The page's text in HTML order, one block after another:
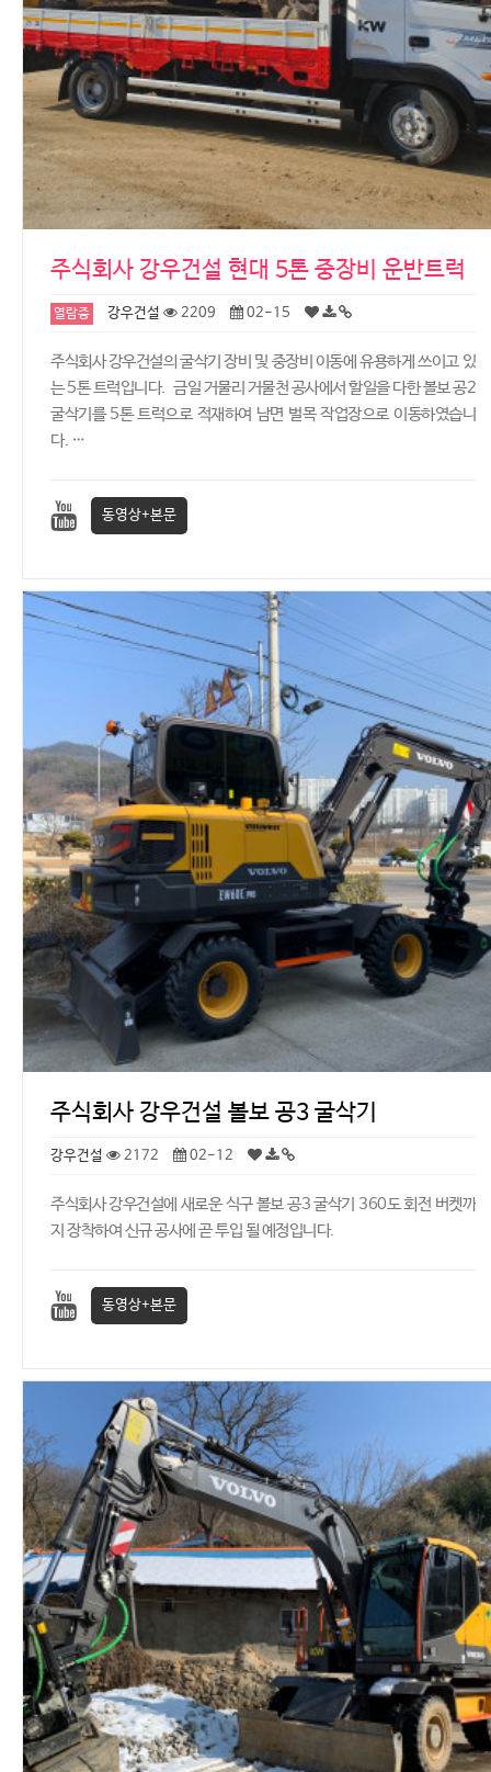
주식회사 강우건설 현대 5톤 중장비 운반트럭
열람중 강우건설 2209 02-15
주식회사 강우건설의 굴삭기 장비 및 중장비 이동에 유용하게 쓰이고 있
는 5톤 트럭입니다. 금일 거물리 거물천 공사에서 할일을 다한 볼보 공2
굴삭기를 5톤 트럭으로 적재하여 남면 벌목 작업장으로 이동하였습니
다. …
동영상+본문
주식회사 강우건설 볼보 공3 굴삭기
강우건설 2172 02-12
주식회사 강우건설에 새로운 식구 볼보 공3 굴삭기 360도 회전 버켓까
지 장착하여 신규 공사에 곧 투입 될 예정입니다.
동영상+본문